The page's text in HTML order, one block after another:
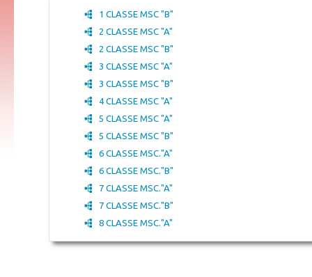
1 CLASSE MSC "B"
2 CLASSE MSC "A"
2 CLASSE MSC "B"
3 CLASSE MSC "A"
3 CLASSE MSC "B"
4 CLASSE MSC "A"
5 CLASSE MSC "A"
5 CLASSE MSC "B"
6 CLASSE MSC."A"
6 CLASSE MSC."B"
7 CLASSE MSC."A"
7 CLASSE MSC."B"
8 CLASSE MSC."A"